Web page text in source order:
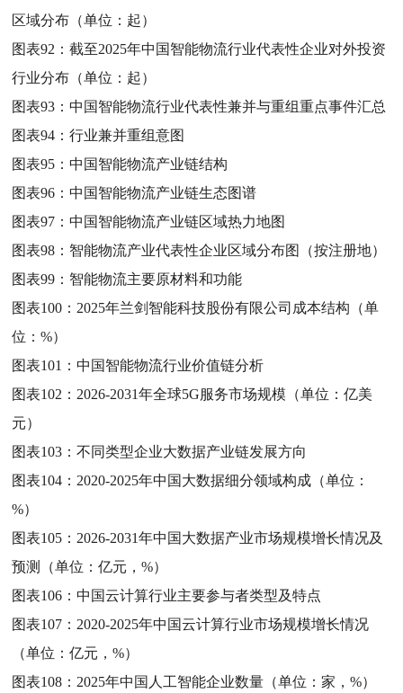
区域分布（单位：起）
图表92：截至2025年中国智能物流行业代表性企业对外投资
行业分布（单位：起）
图表93：中国智能物流行业代表性兼并与重组重点事件汇总
图表94：行业兼并重组意图
图表95：中国智能物流产业链结构
图表96：中国智能物流产业链生态图谱
图表97：中国智能物流产业链区域热力地图
图表98： 智能物流产业代表性企业区域分布图（按注册地）
图表99： 智能物流主要原材料和功能
图表100： 2025年兰剑智能科技股份有限公司成本结构（单
位：%）
图表101：中国智能物流行业价值链分析
图表102： 2026-2031年全球5G服务市场规模（单位：亿美
元）
图表103：不同类型企业大数据产业链发展方向
图表104： 2020-2025年中国大数据细分领域构成（单位：
%）
图表105： 2026-2031年中国大数据产业市场规模增长情况及
预测（单位：亿元，%）
图表106：中国云计算行业主要参与者类型及特点
图表107： 2020-2025年中国云计算行业市场规模增长情况
（单位：亿元，%）
图表108： 2025年中国人工智能企业数量（单位：家，%）